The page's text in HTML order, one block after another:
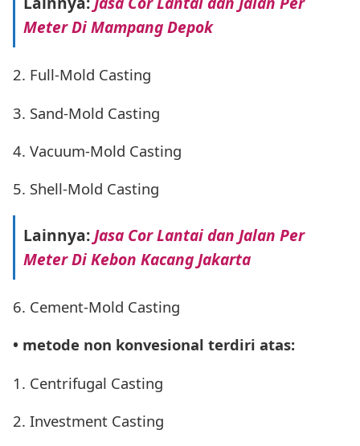
Meter Di Mampang Depok
2. Full-Mold Casting
3. Sand-Mold Casting
4. Vacuum-Mold Casting
5. Shell-Mold Casting
Lainnya:Jasa Cor Lantai dan Jalan Per
Meter Di Kebon Kacang Jakarta
6. Cement-Mold Casting
• metode non konvesional terdiri atas:
1. Centrifugal Casting
2. Investment Casting